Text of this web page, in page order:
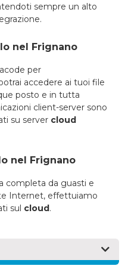
sempre un alto
nel Frignano
per
accedere ai tuoi file
posto e in tutta
client-server sono
su server cloud
nel Frignano
completa da guasti e
Internet, effettuiamo
sul cloud.